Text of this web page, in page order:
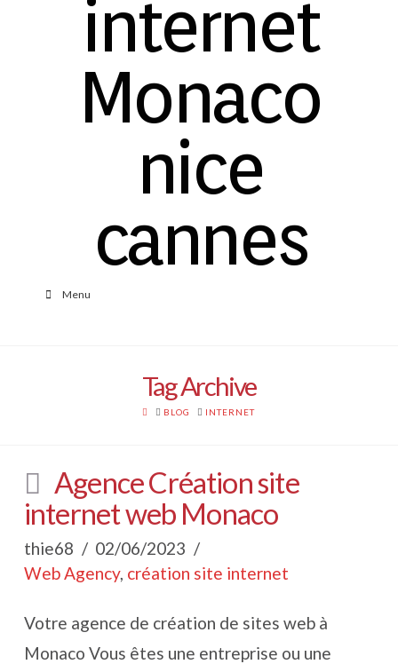
Menu
Tag Archive
HOME
BLOG INTERNET
Agence Création site
internet web Monaco
thie68
02/06/2023
Web Agency, création site internet
Votre agence de création de sites web à
Monaco Vous êtes une entreprise ou une